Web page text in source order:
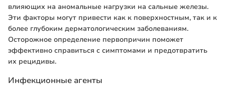
влияющих на аномальные нагрузки на сальные железы.
Эти факторы могут привести как к поверхностным, так и к
более глубоким дерматологическим заболеваниям.
Осторожное определение первопричин поможет
эффективно справиться с симптомами и предотвратить
их рецидивы.
Инфекционные агенты